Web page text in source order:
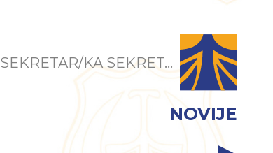
SEKRETAR/KA SEKRET...
NOVIJE